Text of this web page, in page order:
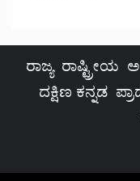
ರಾಜ್ಯ ರಾಷ್ಟ್ರೀಯ
ದಕ್ಷಿಣ ಕನ್ನಡ